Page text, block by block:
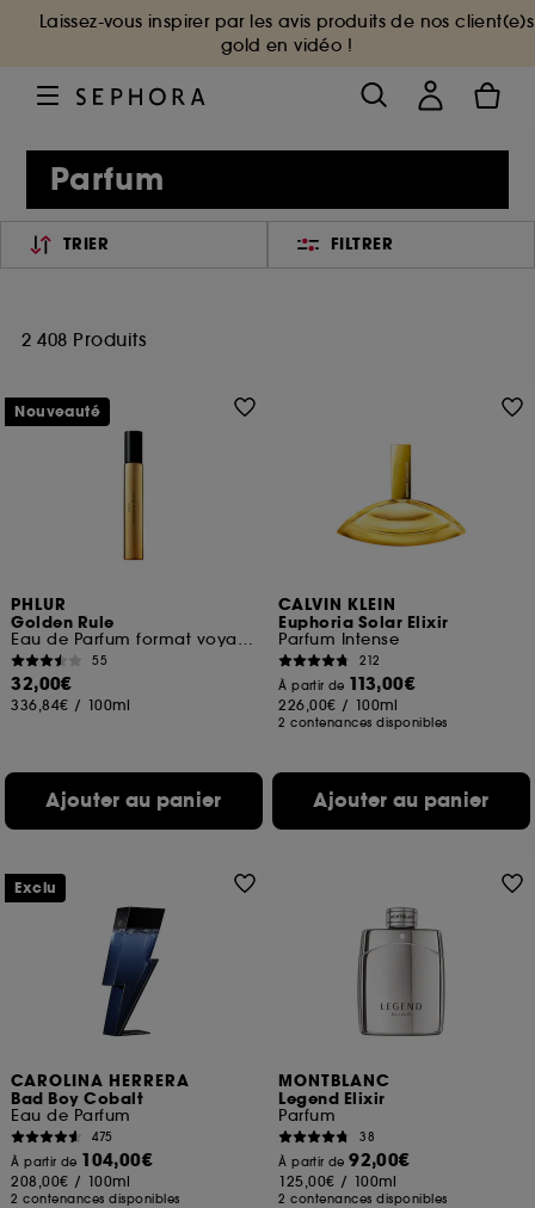
Laissez-vous inspirer par les avis produits de nos client(e)s
gold en vidéo !
Parfum
TRIER FILTRER
2 408 Produits
PHLUR
Golden Rule
Eau de Parfum format voyage
55
32,00€
336,84€ / 100ml
Ajouter au panier
Nouveauté
CALVIN KLEIN
Euphoria Solar Elixir
Parfum Intense
212
À partir de 113,00€
226,00€ / 100ml
2 contenances disponibles
Ajouter au panier
CAROLINA HERRERA
Bad Boy Cobalt
Eau de Parfum
475
À partir de 104,00€
208,00€ / 100ml
2 contenances disponibles
Exclu
MONTBLANC
Legend Elixir
Parfum
38
À partir de92,00€
125,00€ / 100ml
2 contenances disponibles